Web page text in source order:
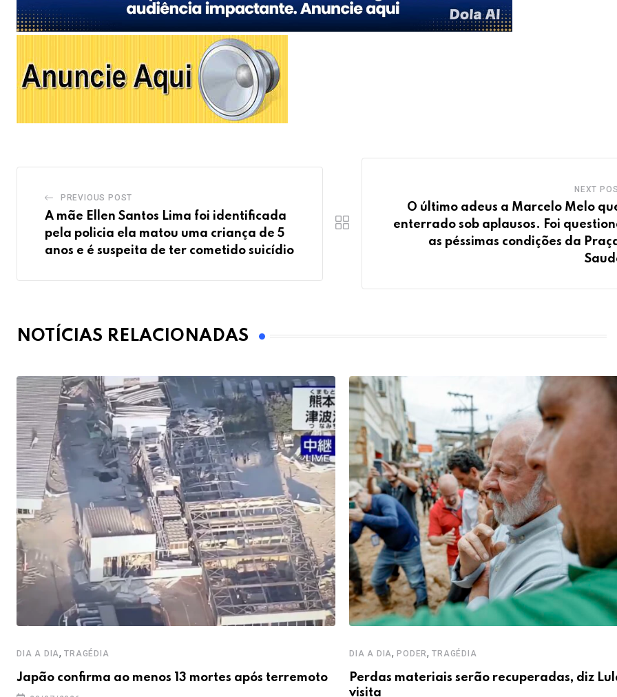
PREVIOUS POST
A mãe Ellen Santos Lima foi identificada
pela policia ela matou uma criança de 5
anos e é suspeita de ter cometido suicídio
NEXT
O último adeus a Marcelo Melo
enterrado sob aplausos. Foi
as péssimas condições da
NOTÍCIAS RELACIONADAS
DIA A DIA,TRAGÉDIA
Japão confirma ao menos 13 mortes após terremoto
DIA A DIA,PODER,TRAGÉDIA
Perdas materiais serão recuperadas, diz
visita